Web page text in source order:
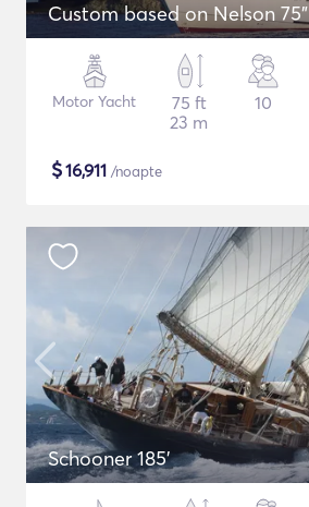
Custom based on Nelson 75"
Motor Yacht
75 ft
23 m
10
$16,911 /noapte
Schooner 185'